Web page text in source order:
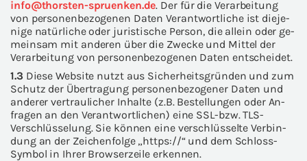
info@thorsten-​spruenken.de. Der für die Ver­ar­bei­tung
von per­so­nen­be­zo­ge­nen Daten Ver­ant­wort­li­che ist die­je­
ni­ge na­tür­li­che oder ju­ris­ti­sche Per­son, die al­lein oder ge­
mein­sam mit an­de­ren über die Zwe­cke und Mit­tel der
Ver­ar­bei­tung von per­so­nen­be­zo­ge­nen Daten ent­schei­det.
1.3 Diese Web­site nutzt aus Si­cher­heits­grün­den und zum
Schutz der Über­tra­gung per­so­nen­be­zo­ge­ner Daten und
an­de­rer ver­trau­li­cher In­hal­te (z.B. Be­stel­lun­gen oder An­
fra­gen an den Ver­ant­wort­li­chen) eine SSL-​bzw. TLS-​
Verschlüsselung. Sie kön­nen eine ver­schlüs­sel­te Ver­bin­
dung an der Zei­chen­fol­ge „https://“ und dem Schloss-​
Symbol in Ihrer Brow­ser­zei­le er­ken­nen.